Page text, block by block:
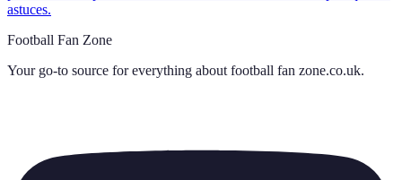
astuces.
Football Fan Zone
Your go-to source for everything about football fan zone.co.uk.